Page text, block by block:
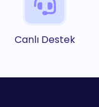
Canlı Destek